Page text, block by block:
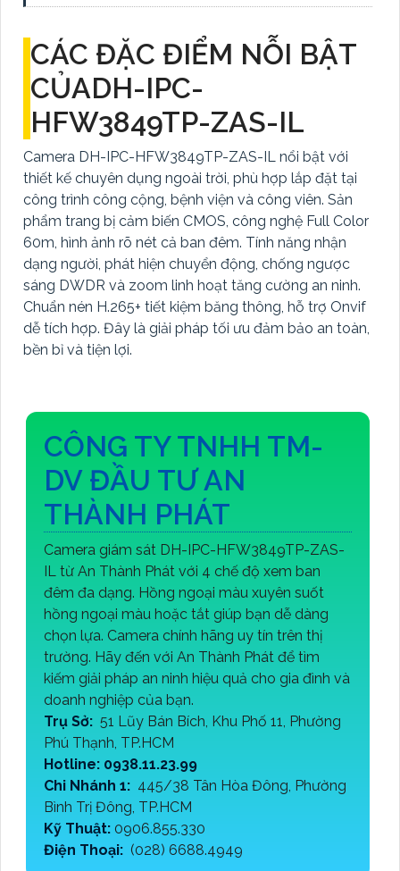
CÁC ĐẶC ĐIỂM NỖI BẬT
CỦADH-IPC-
HFW3849TP-ZAS-IL
Camera DH-IPC-HFW3849TP-ZAS-IL nổi bật với
thiết kế chuyên dụng ngoài trời, phù hợp lắp đặt tại
công trình công cộng, bệnh viện và công viên. Sản
phẩm trang bị cảm biến CMOS, công nghệ Full Color
60m, hình ảnh rõ nét cả ban đêm. Tính năng nhận
dạng người, phát hiện chuyển động, chống ngược
sáng DWDR và zoom linh hoạt tăng cường an ninh.
Chuẩn nén H.265+ tiết kiệm băng thông, hỗ trợ Onvif
dễ tích hợp. Đây là giải pháp tối ưu đảm bảo an toàn,
bền bỉ và tiện lợi.
CÔNG TY TNHH TM-
DV ĐẦU TƯ AN
THÀNH PHÁT
Camera giám sát DH-IPC-HFW3849TP-ZAS-
IL từ An Thành Phát với 4 chế độ xem ban
đêm đa dạng. Hồng ngoại màu xuyên suốt
hồng ngoại màu hoặc tắt giúp bạn dễ dàng
chọn lựa. Camera chính hãng uy tín trên thị
trường. Hãy đến với An Thành Phát để tìm
kiếm giải pháp an ninh hiệu quả cho gia đình và
doanh nghiệp của bạn.
Trụ Sở: 51 Lũy Bán Bích, Khu Phố 11, Phường
Phú Thạnh, TP.HCM
Hotline: 0938.11.23.99
Chi Nhánh 1: 445/38 Tân Hòa Đông, Phường
Bình Trị Đông, TP.HCM
Kỹ Thuật: 0906.855.330
Điện Thoại: (028) 6688.4949